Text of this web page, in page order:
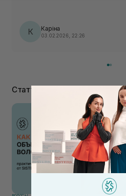
К Каріна
03.02.2026, 22:26
Статті